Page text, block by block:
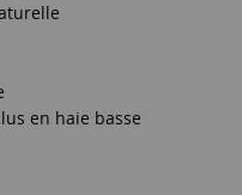
en haie basse